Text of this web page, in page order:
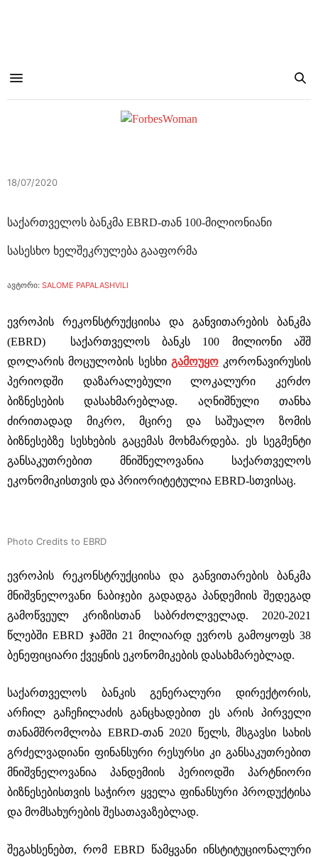
18/07/2020
საქართველოს ბანკმა EBRD-თან 100-მილიონიანი
სასესხო ხელშეკრულება გააფორმა
ავტორი: SALOME PAPALASHVILI
ევროპის რეკონსტრუქციისა და განვითარების ბანკმა
(EBRD) საქართველოს ბანკს 100 მილიონი აშშ
დოლარის მოცულობის სესხი გამოუყოკორონავირუსის
პერიოდში დაზარალებული ლოკალური კერძო
ბიზნესების დასახმარებლად. აღნიშნული თანხა
ძირითადად მიკრო, მცირე და საშუალო ზომის
ბიზნესებზე სესხების გაცემას მოხმარდება. ეს სეგმენტი
განსაკუთრებით მნიშნელოვანია საქართველოს
ეკონომიკისთვის და პრიორიტეტულია EBRD-სთვისაც.
Photo Credits to EBRD
ევროპის რეკონსტრუქციისა და განვითარების ბანკმა
მნიშვნელოვანი ნაბიჯები გადადგა პანდემიის შედეგად
გამოწვეულ კრიზისთან საბრძოლველად. 2020-2021
წლებში EBRD ჯამში 21 მილიარდ ევროს გამოყოფს 38
ბენეფიციარი ქვეყნის ეკონომიკების დასახმარებლად.
საქართველოს ბანკის გენერალური დირექტორის,
არჩილ გაჩეჩილაძის განცხადებით ეს არის პირველი
თანამშრომლობა EBRD-თან 2020 წელს, მსგავსი სახის
გრძელვადიანი ფინანსური რესურსი კი განსაკუთრებით
მნიშვნელოვანია პანდემიის პერიოდში პარტნიორი
ბიზნესებისთვის საჭირო ყველა ფინანსური პროდუქტისა
და მომსახურების შესათავაზებლად.
შეგახსენებთ, რომ EBRD წამყვანი ინსტიტუციონალური